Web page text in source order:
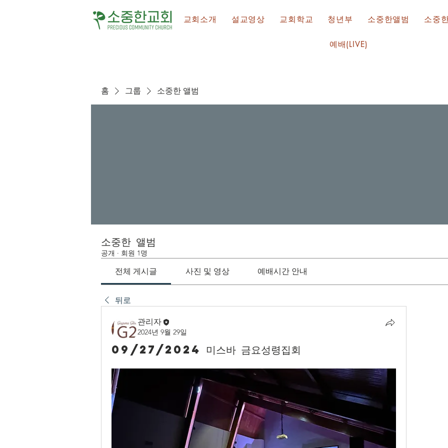
교회소개 설교영상 교회학교 청년부 소중한앨범 소중
예배(LIVE)
홈 그룹 소중한 앨범
소중한 앨범
공개 · 회원 1명
전체 게시글 사진 및 영상 예배시간 안내
뒤로
관리자
2024년 9월 29일
09/27/2024 미스바 금요성령집회